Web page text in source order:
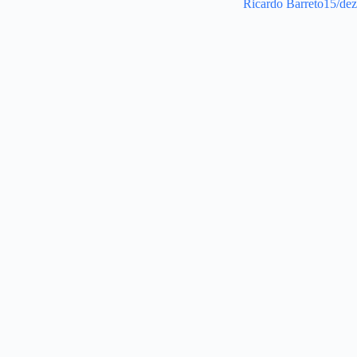
Ricardo Barreto15/